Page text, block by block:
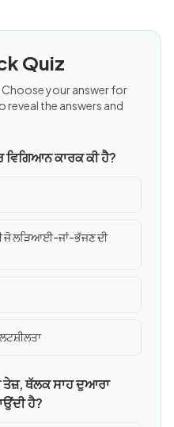
Quiz
Choose your answer for
the answers and
ਵਿਗਿਆਨ ਕਾਰਕ ਕੀ ਹੈ?
ਜੋ ਲੜਿਆਈ-ਜਾਂ-ਭੱਜਣ ਦੀ
ਤੇਜ਼, ਥੱਲਕ ਸਾਹ ਦੁਆਰਾ
ਹੈ?